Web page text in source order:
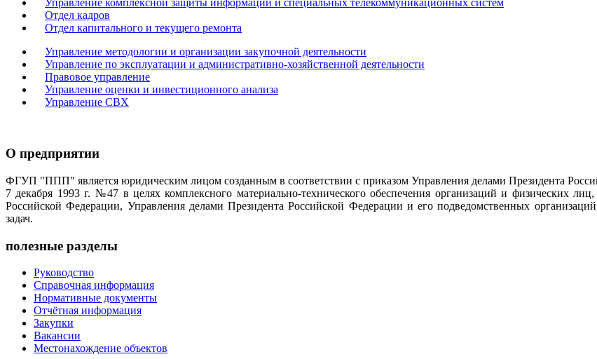
Управление комплексной защиты информации и специальных телекоммуникационных систем
Отдел кадров
Отдел капитального и текущего ремонта
Управление методологии и организации закупочной деятельности
Управление по эксплуатации и административно-хозяйственной деятельности
Правовое управление
Управление оценки и инвестиционного анализа
Управление СВХ
О предприятии
ФГУП "ППП" является юридическим лицом созданным в соответствии с приказом Управления делами Президента
7 декабря 1993 г. №47 в целях комплексного материально-технического обеспечения организаций и физических
Российской Федерации, Управления делами Президента Российской Федерации и его подведомственных
задач.
полезные разделы
Руководство
Справочная информация
Нормативные документы
Отчётная информация
Закупки
Вакансии
Местонахождение объектов